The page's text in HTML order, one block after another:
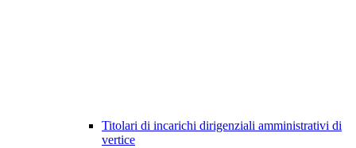
Titolari di incarichi dirigenziali amministrativi di
vertice